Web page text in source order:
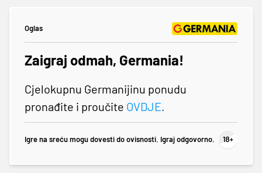
Oglas
Zaigraj odmah, Germania!
Cjelokupnu Germanijinu ponudu
pronađite i proučite OVDJE.
Igre na sreću mogu dovesti do ovisnosti. Igraj odgovorno.